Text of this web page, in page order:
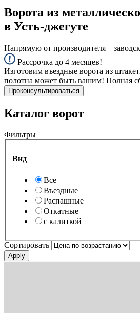
Ворота из
в Усть-джегуте
Напрямую от производителя –
Рассрочка до 4 месяцев!
Изготовим въездные ворота из
полотна может быть вашим! Полная
Проконсультироваться
Каталог ворот
Фильтры
Вид
Все
Въездные
Распашные
Откатные
с калиткой
Сортировать